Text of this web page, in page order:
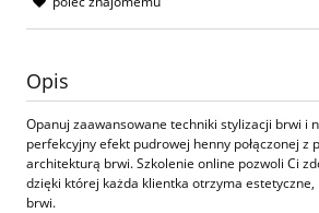
Opis
Opanuj zaawansowane techniki stylizacji brwi i
perfekcyjny efekt pudrowej henny połączonej z
architekturą brwi. Szkolenie online pozwoli Ci
dzięki której każda klientka otrzyma estetyczne,
brwi.